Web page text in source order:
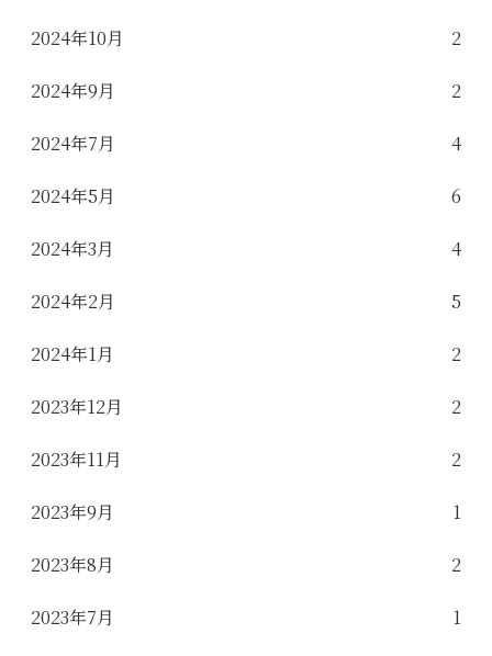
2024年10月 2
2024年9月 2
2024年7月 4
2024年5月 6
2024年3月 4
2024年2月 5
2024年1月 2
2023年12月 2
2023年11月 2
2023年9月 1
2023年8月 2
2023年7月 1